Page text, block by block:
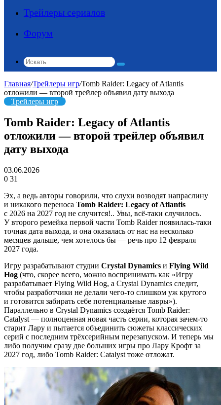
Трейлеры сериалов
Форум
Искать
Главная/Трейлеры игр/Tomb Raider: Legacy of Atlantis
отложили — второй трейлер объявил дату выхода
Трейлеры игр
Tomb Raider: Legacy of Atlantis
отложили — второй трейлер объявил
дату выхода
03.06.2026
0 31
Эх, а ведь авторы говорили, что слухи возводят напраслину
и никакого переноса Tomb Raider: Legacy of Atlantis
с 2026 на 2027 год не случится!.. Увы, всё-таки случилось.
У второго ремейка первой части Tomb Raider появилась-таки
точная дата выхода, и она оказалась от нас на несколько
месяцев дальше, чем хотелось бы — речь про 12 февраля
2027 года.
Игру разрабатывают студии Crystal Dynamics и Flying Wild
Hog (что, скорее всего, можно воспринимать как «Игру
разрабатывает Flying Wild Hog, а Crystal Dynamics следит,
чтобы разработчики не делали чего-то слишком уж крутого
и готовится забирать себе потенциальные лавры»).
Параллельно в Crystal Dynamics создаётся Tomb Raider:
Catalyst — полноценная новая часть серии, которая зачем-то
старит Лару и пытается объединить сюжеты классических
серий с последним трёхсерийным перезапуском. И теперь мы
либо получим сразу две больших игры про Лару Крофт за
2027 год, либо Tomb Raider: Catalyst тоже отложат.